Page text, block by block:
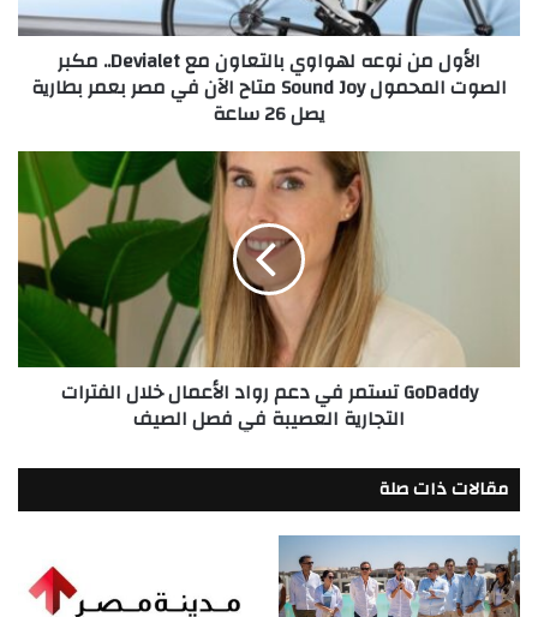
مكبر
الصوت
المحمول
Sound
الأول من نوعه لهواوي بالتعاون مع Devialet.. مكبر
الصوت المحمول Sound Joy متاح الآن في مصر بعمر بطارية
يصل 26 ساعة
التجارية
العصيبة
الصيف
GoDaddy تستمر في دعم رواد الأعمال خلال الفترات
التجارية العصيبة في فصل الصيف
مقالات ذات صلة